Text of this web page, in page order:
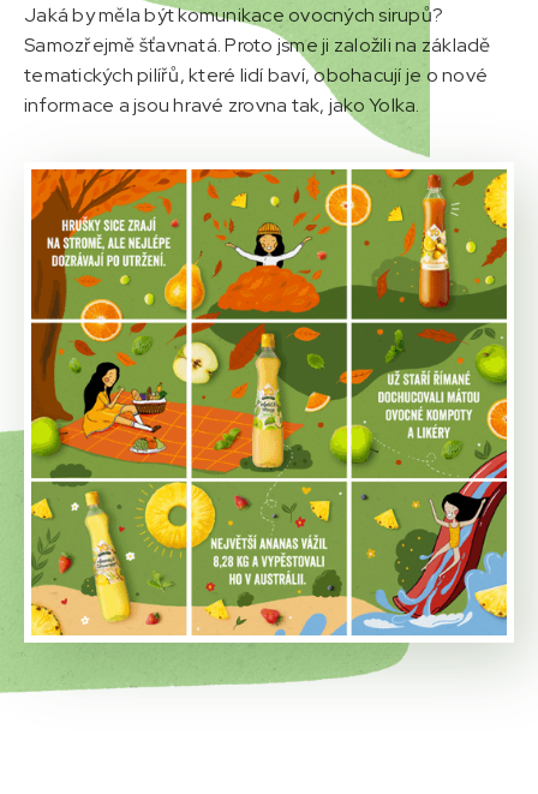
Jaká by měla být komunikace ovocných sirupů?
Samozřejmě šťavnatá. Proto jsme ji založili na základě
tematických pilířů, které lidí baví, obohacují je o nové
informace a jsou hravé zrovna tak, jako Yolka.